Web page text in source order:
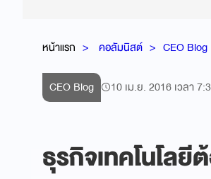
หน้าแรก คอลัมนิสต์ CEO Blog
CEO Blog 10 เม.ย. 2016 เวลา
ธุรกิจเทคโนโลยี